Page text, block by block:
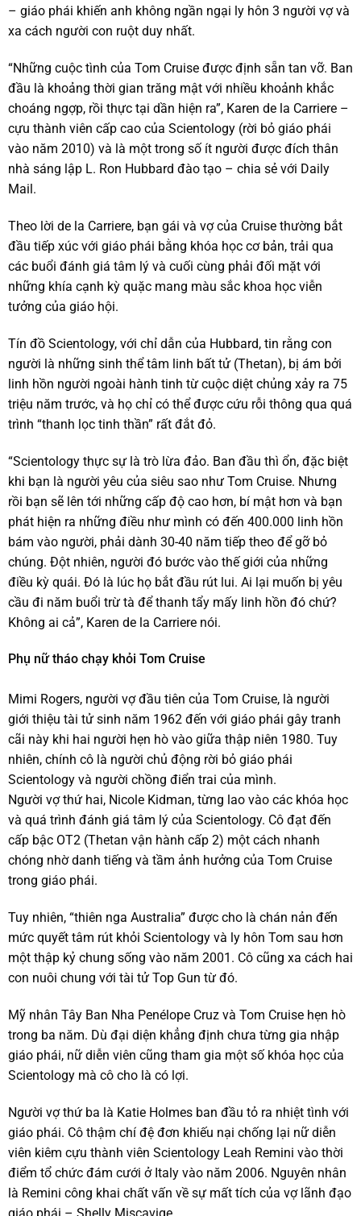
– giáo phái khiến anh không ngần ngại ly hôn 3 người vợ và
xa cách người con ruột duy nhất.
“Những cuộc tình của Tom Cruise được định sẵn tan vỡ. Ban
đầu là khoảng thời gian trăng mật với nhiều khoảnh khắc
choáng ngợp, rồi thực tại dần hiện ra”, Karen de la Carriere –
cựu thành viên cấp cao của Scientology (rời bỏ giáo phái
vào năm 2010) và là một trong số ít người được đích thân
nhà sáng lập L. Ron Hubbard đào tạo – chia sẻ với Daily
Mail.
Theo lời de la Carriere, bạn gái và vợ của Cruise thường bắt
đầu tiếp xúc với giáo phái bằng khóa học cơ bản, trải qua
các buổi đánh giá tâm lý và cuối cùng phải đối mặt với
những khía cạnh kỳ quặc mang màu sắc khoa học viễn
tưởng của giáo hội.
Tín đồ Scientology, với chỉ dẫn của Hubbard, tin rằng con
người là những sinh thể tâm linh bất tử (Thetan), bị ám bởi
linh hồn người ngoài hành tinh từ cuộc diệt chủng xảy ra 75
triệu năm trước, và họ chỉ có thể được cứu rỗi thông qua quá
trình “thanh lọc tinh thần” rất đắt đỏ.
“Scientology thực sự là trò lừa đảo. Ban đầu thì ổn, đặc biệt
khi bạn là người yêu của siêu sao như Tom Cruise. Nhưng
rồi bạn sẽ lên tới những cấp độ cao hơn, bí mật hơn và bạn
phát hiện ra những điều như mình có đến 400.000 linh hồn
bám vào người, phải dành 30-40 năm tiếp theo để gỡ bỏ
chúng. Đột nhiên, người đó bước vào thế giới của những
điều kỳ quái. Đó là lúc họ bắt đầu rút lui. Ai lại muốn bị yêu
cầu đi năm buổi trừ tà để thanh tẩy mấy linh hồn đó chứ?
Không ai cả”, Karen de la Carriere nói.
Phụ nữ tháo chạy khỏi Tom Cruise
Mimi Rogers, người vợ đầu tiên của Tom Cruise, là người
giới thiệu tài tử sinh năm 1962 đến với giáo phái gây tranh
cãi này khi hai người hẹn hò vào giữa thập niên 1980. Tuy
nhiên, chính cô là người chủ động rời bỏ giáo phái
Scientology và người chồng điển trai của mình.
Người vợ thứ hai, Nicole Kidman, từng lao vào các khóa học
và quá trình đánh giá tâm lý của Scientology. Cô đạt đến
cấp bậc OT2 (Thetan vận hành cấp 2) một cách nhanh
chóng nhờ danh tiếng và tầm ảnh hưởng của Tom Cruise
trong giáo phái.
Tuy nhiên, “thiên nga Australia” được cho là chán nản đến
mức quyết tâm rút khỏi Scientology và ly hôn Tom sau hơn
một thập kỷ chung sống vào năm 2001. Cô cũng xa cách hai
con nuôi chung với tài tử Top Gun từ đó.
Mỹ nhân Tây Ban Nha Penélope Cruz và Tom Cruise hẹn hò
trong ba năm. Dù đại diện khẳng định chưa từng gia nhập
giáo phái, nữ diễn viên cũng tham gia một số khóa học của
Scientology mà cô cho là có lợi.
Người vợ thứ ba là Katie Holmes ban đầu tỏ ra nhiệt tình với
giáo phái. Cô thậm chí đệ đơn khiếu nại chống lại nữ diễn
viên kiêm cựu thành viên Scientology Leah Remini vào thời
điểm tổ chức đám cưới ở Italy vào năm 2006. Nguyên nhân
là Remini công khai chất vấn về sự mất tích của vợ lãnh đạo